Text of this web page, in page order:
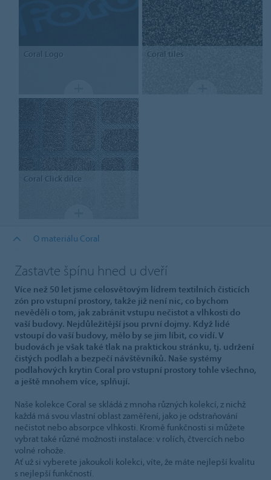
Coral Logo Coral tiles
Coral Click dílce
O materiálu Coral
Zastavte špínu hned u dveří
Více než 50 let jsme celosvětovým lídrem textilních čisticích
zón pro vstupní prostory, takže již není nic, co bychom
nevěděli o tom, jak zabránit vstupu nečistot a vlhkosti do
vaší budovy. Nejdůležitější jsou první dojmy. Když lidé
vstoupí do vaší budovy, mělo by se jim líbit, co vidí. V
budovách je však také tlak na praktickou stránku, tj. udržení
čistých podlah a bezpečí návštěvníků. Naše systémy
podlahových krytin Coral pro vstupní prostory tohle všechno,
a ještě mnohem více, splňují.
Naše kolekce Coral se skládá z mnoha různých kolekcí, z nichž
každá má svou vlastní oblast zaměření, jako je odstraňování
nečistot nebo absorpce vlhkosti. Kromě funkčnosti si můžete
vybrat také různé možnosti instalace: v rolích, čtvercích nebo
volné rohože.
Ať už si vyberete jakoukoli kolekci, víte, že máte nejlepší kvalitu
s nejlepší funkčností.